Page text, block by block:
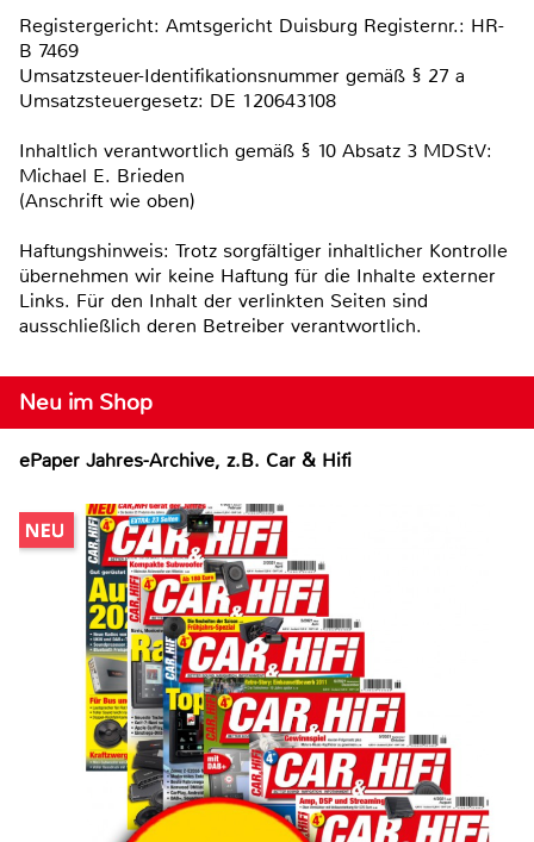
Registergericht: Amtsgericht Duisburg Registernr.: HR-
B 7469
Umsatzsteuer-Identifikationsnummer gemäß § 27 a
Umsatzsteuergesetz: DE 120643108
Inhaltlich verantwortlich gemäß § 10 Absatz 3 MDStV:
Michael E. Brieden
(Anschrift wie oben)
Haftungshinweis: Trotz sorgfältiger inhaltlicher Kontrolle
übernehmen wir keine Haftung für die Inhalte externer
Links. Für den Inhalt der verlinkten Seiten sind
ausschließlich deren Betreiber verantwortlich.
Neu im Shop
ePaper Jahres-Archive, z.B. Car & Hifi